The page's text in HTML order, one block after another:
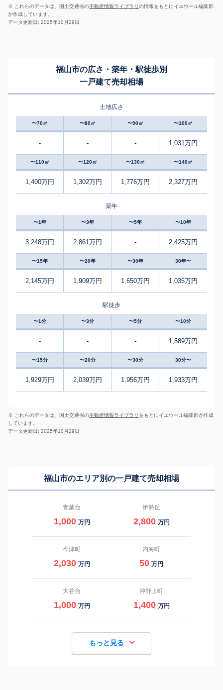
※ これらのデータは、国土交通省の不動産情報ライブラリの情報をもとにイエウール編集部
が作成しています。
データ更新日: 2025年10月29日
福山市の広さ・築年・駅徒歩別
一戸建て売却相場
土地広さ
〜70㎡ 〜80㎡ 〜90㎡ 〜100㎡
- - - 1,031万円
〜110㎡ 〜120㎡ 〜130㎡ 〜140㎡
1,400万円 1,302万円 1,776万円 2,327万円
築年
〜1年 〜3年 〜5年 〜10年
3,248万円 2,861万円 - 2,425万円
〜15年 〜20年 〜30年 30年〜
2,145万円 1,909万円 1,650万円 1,035万円
駅徒歩
〜1分 〜3分 〜5分 〜10分
- - - 1,589万円
〜15分 〜20分 〜30分 30分〜
1,929万円 2,039万円 1,956万円 1,933万円
※ これらのデータは、国土交通省の不動産情報ライブラリ をもとにイエウール編集部が作成
しています。
データ更新日: 2025年10月29日
福山市のエリア別の一戸建て売却相場
青葉台
1,000 万円
伊勢丘
2,800 万円
今津町
2,030 万円
内海町
50 万円
大谷台
1,000 万円
沖野上町
1,400 万円
もっと見る